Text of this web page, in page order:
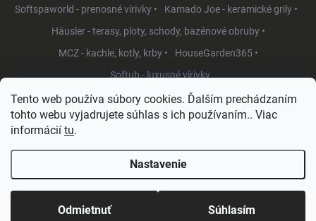
Tento web používa súbory cookies. Ďalším prechádzaním
tohto webu vyjadrujete súhlas s ich používaním.. Viac
informácií tu.
Nastavenie
Odmietnuť Súhlasím
Softspaworld - prenosné vírivky •
Kamado Joe - keramické grily •
Häusler - terasy, ploty, schody, bazénové obruby •
MCZ - kachle, kotly, krby •
HouseGarden365 •
Softub - luxusné vírivky
Copyright 2026HouseGarden.sk. Všetky práva vyhradené.Upraviť